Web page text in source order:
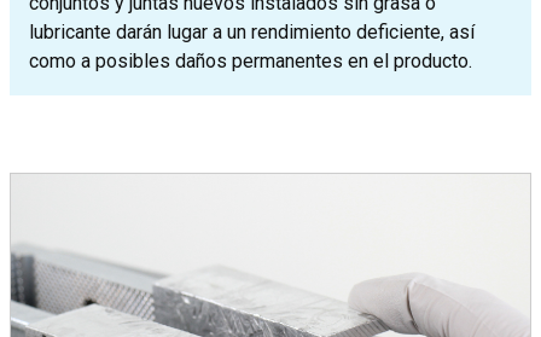
lubricante darán lugar a un rendimiento deficiente, así
como a posibles daños permanentes en el producto.